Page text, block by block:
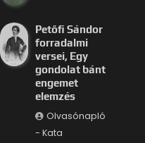
Petőfi Sándor
forradalmi
versei, Egy
gondolat bánt
engemet
elemzés
Olvasónapló
- Kata